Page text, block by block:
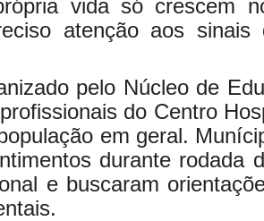
vida só crescem
atenção aos sinais
pelo Núcleo de
do Centro
em geral.
durante rodada
e buscaram